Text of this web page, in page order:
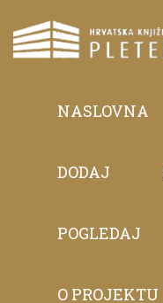
NASLOVNA
DODAJ
POGLEDAJ
O PROJEKTU